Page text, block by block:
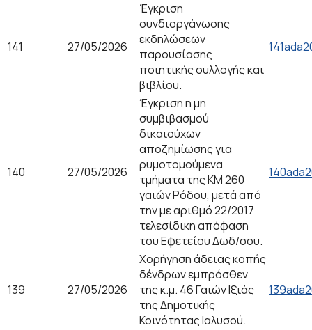
141 27/05/2026
Έγκριση
συνδιοργάνωσης
εκδηλώσεων
παρουσίασης
ποιητικής συλλογής και
βιβλίου.
140 27/05/2026
Έγκριση η μη
συμβιβασμού
δικαιούχων
αποζημίωσης για
ρυμοτομούμενα
τμήματα της ΚΜ 260
γαιών Ρόδου, μετά από
την με αριθμό 22/2017
τελεσίδικη απόφαση
του Εφετείου Δωδ/σου.
139 27/05/2026
Χορήγηση άδειας κοπής
δένδρων εμπρόσθεν
της κ.μ. 46 Γαιών Ιξιάς
της Δημοτικής
Κοινότητας Ιαλυσού.